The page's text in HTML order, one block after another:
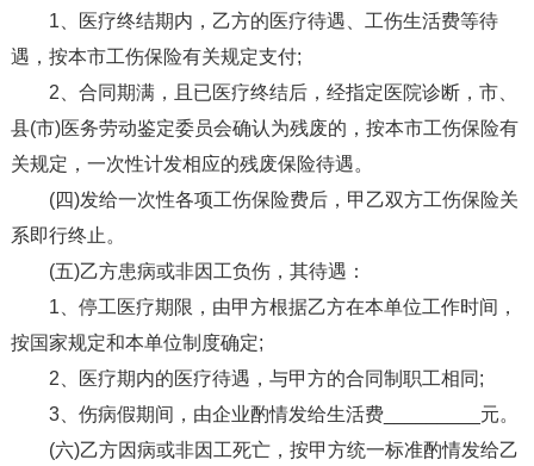
1、医疗终结期内，乙方的医疗待遇、工伤生活费等待
遇，按本市工伤保险有关规定支付;
2、合同期满，且已医疗终结后，经指定医院诊断，市、
县(市)医务劳动鉴定委员会确认为残废的，按本市工伤保险有
关规定，一次性计发相应的残废保险待遇。
(四)发给一次性各项工伤保险费后，甲乙双方工伤保险关
系即行终止。
(五)乙方患病或非因工负伤，其待遇：
1、停工医疗期限，由甲方根据乙方在本单位工作时间，
按国家规定和本单位制度确定;
2、医疗期内的医疗待遇，与甲方的合同制职工相同;
3、伤病假期间，由企业酌情发给生活费_________元。
(六)乙方因病或非因工死亡，按甲方统一标准酌情发给乙